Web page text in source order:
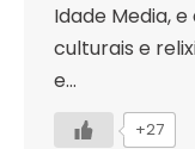
Idade Media,
culturais e
e…
+27